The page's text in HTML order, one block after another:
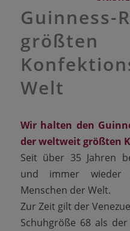
Guinness-
größten
Welt
Wir halten den
der weltweit größten
Seit über 35 Jahren
und immer wieder
Menschen der Welt.
Zur Zeit gilt der
Schuhgröße 68 als